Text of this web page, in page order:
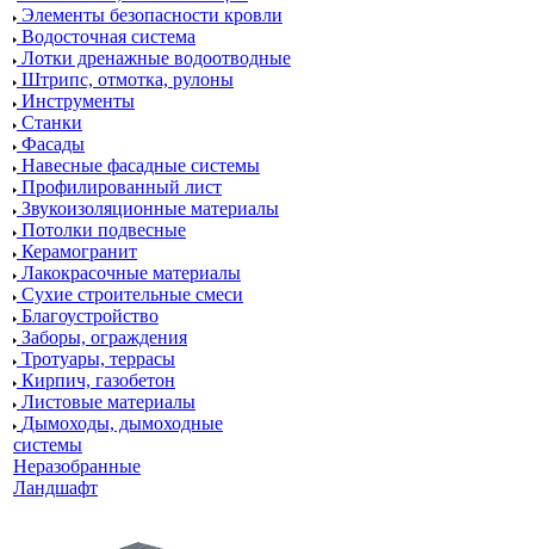
Элементы безопасности кровли
Водосточная система
Лотки дренажные водоотводные
Штрипс, отмотка, рулоны
Инструменты
Станки
Фасады
Навесные фасадные системы
Профилированный лист
Звукоизоляционные материалы
Потолки подвесные
Керамогранит
Лакокрасочные материалы
Сухие строительные смеси
Благоустройство
Заборы, ограждения
Тротуары, террасы
Кирпич, газобетон
Листовые материалы
Дымоходы, дымоходные
системы
Неразобранные
Ландшафт